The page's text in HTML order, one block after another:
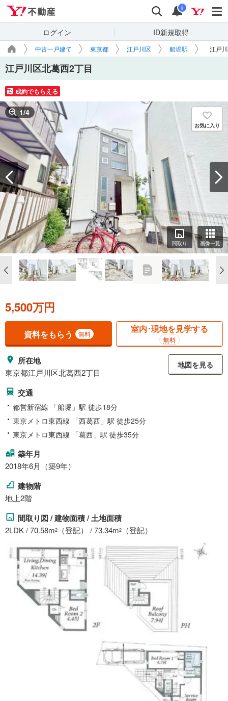
検索 通知
i
ログイン ID新規取得
中古一戸建て 東京都 江戸川区 船堀駅 江戸
江戸川区北葛西2丁目
成約でもらえる
1/4
お気に入り
間取り 画像一覧
5,500万円
資料をもらう 無料 室内･現地を見学する
無料
所在地
東京都江戸川区北葛西2丁目
地図を見る
交通
都営新宿線 「船堀」駅 徒歩18分
東京メトロ東西線 「西葛西」駅 徒歩25分
東京メトロ東西線 「葛西」駅 徒歩35分
築年月
2018年6月（築9年）
建物階
地上2階
間取り図 / 建物面積 / 土地面積
2LDK / 70.58m2 （登記） / 73.34m2 （登記）